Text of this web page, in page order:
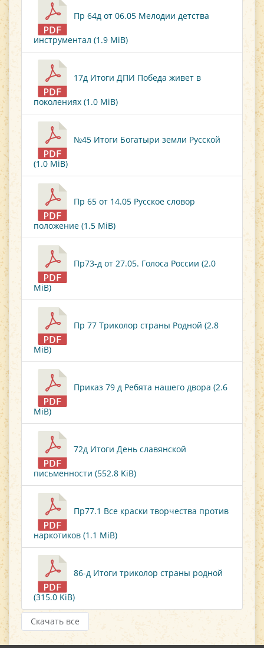
Пр 64д от 06.05 Мелодии детства
инструментал (1.9 MiB)
17д Итоги ДПИ Победа живет в
поколениях (1.0 MiB)
№45 Итоги Богатыри земли Русской
(1.0 MiB)
Пр 65 от 14.05 Русское словор
положение (1.5 MiB)
Пр73-д от 27.05. Голоса России (2.0
MiB)
Пр 77 Триколор страны Родной (2.8
MiB)
Приказ 79 д Ребята нашего двора (2.6
MiB)
72д Итоги День славянской
письменности (552.8 KiB)
Пр77.1 Все краски творчества против
наркотиков (1.1 MiB)
86-д Итоги триколор страны родной
(315.0 KiB)
Скачать все